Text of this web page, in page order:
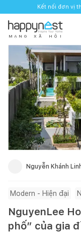
Kết nối đơn vị
M Ạ N G X Ã H Ộ I
Nguyễn Khánh
Modern - Hiện đại
NguyenLee
phố” của gia